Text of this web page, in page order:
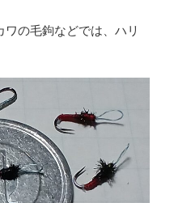
の毛鉤などでは、ハリ